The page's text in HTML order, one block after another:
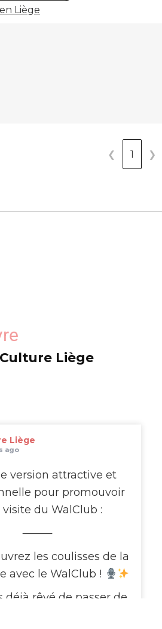
Liège
❮ 1 ❯
Culture Liège
Liège
ago
version attractive et
pour promouvoir
du WalClub :
⸻
les coulisses de la
avec le WalClub !
déjà rêvé de passer de